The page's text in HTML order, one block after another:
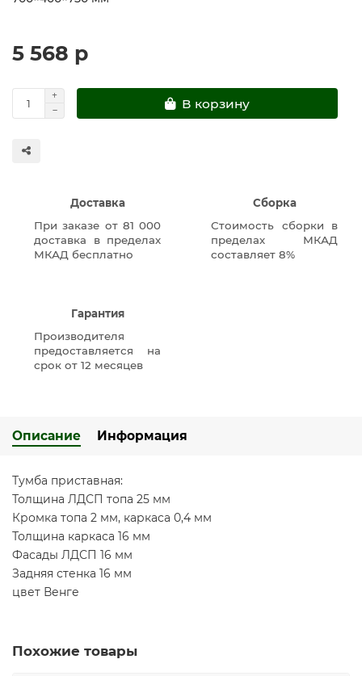
5 568 р
В корзину
Доставка
При заказе от 81 000
доставка в пределах
МКАД бесплатно
Сборка
Стоимость сборки в
пределах МКАД
составляет 8%
Гарантия
Производителя
предоставляется на
срок от 12 месяцев
Описание Информация
Тумба приставная:
Толщина ЛДСП топа 25 мм
Кромка топа 2 мм, каркаса 0,4 мм
Толщина каркаса 16 мм
Фасады ЛДСП 16 мм
Задняя стенка 16 мм
цвет Венге
Похожие товары